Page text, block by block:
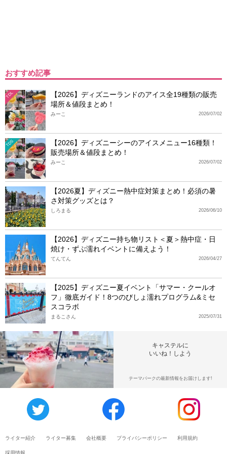
おすすめ記事
TDL
【2026】ディズニーランドのアイス全19種類の販売
場所＆値段まとめ！
2026/07/02
みーこ
TDS
【2026】ディズニーシーのアイスメニュー16種類！
販売場所＆値段まとめ！
2026/07/02
みーこ
【2026夏】ディズニー熱中症対策まとめ！必須の暑
さ対策グッズとは？
2026/06/10
しろまる
【2026】ディズニー持ち物リスト＜夏＞熱中症・日
焼け・ずぶ濡れイベントに備えよう！
2026/04/27
てんてん
【2025】ディズニー夏イベント「サマー・クールオ
フ」徹底ガイド！8つのびしょ濡れプログラム&ミセ
スコラボ
2025/07/31
まるこさん
キャステルに
いいね！しよう
テーマパークの最新情報をお届けします!
ライター紹介 ライター募集 会社概要 プライバシーポリシー 利用規約
採用情報